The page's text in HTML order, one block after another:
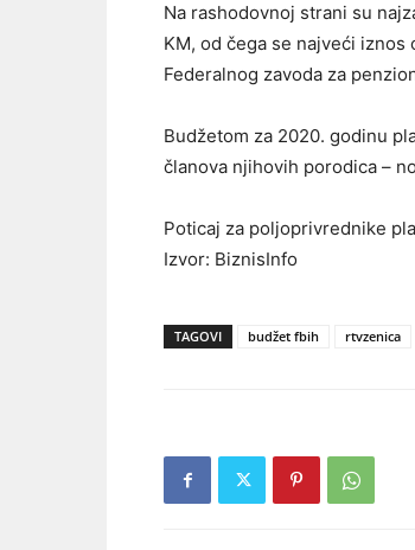
Na rashodovnoj strani su
KM, od čega se najveći
Federalnog zavoda za
Budžetom za 2020. godinu
članova njihovih porodica –
Poticaj za poljoprivrednike
Izvor: BiznisInfo
TAGOVI budžet fbih rtvzenica